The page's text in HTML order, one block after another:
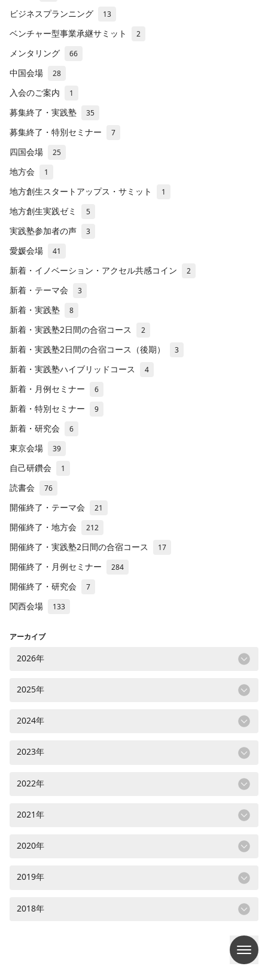
ビジネスプランニング 13
ベンチャー型事業承継サミット 2
メンタリング 66
中国会場 28
入会のご案内 1
募集終了・実践塾 35
募集終了・特別セミナー 7
四国会場 25
地方会 1
地方創生スタートアップス・サミット 1
地方創生実践ゼミ 5
実践塾参加者の声 3
愛媛会場 41
新着・イノベーション・アクセル共感コイン 2
新着・テーマ会 3
新着・実践塾 8
新着・実践塾2日間の合宿コース 2
新着・実践塾2日間の合宿コース（後期） 3
新着・実践塾ハイブリッドコース 4
新着・月例セミナー 6
新着・特別セミナー 9
新着・研究会 6
東京会場 39
自己研鑽会 1
読書会 76
開催終了・テーマ会 21
開催終了・地方会 212
開催終了・実践塾2日間の合宿コース 17
開催終了・月例セミナー 284
開催終了・研究会 7
関西会場 133
アーカイブ
2026年
2025年
2024年
2023年
2022年
2021年
2020年
2019年
2018年